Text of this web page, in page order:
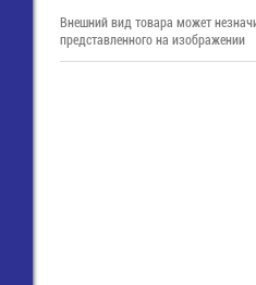
Внешний вид товара может
представленного на изображении